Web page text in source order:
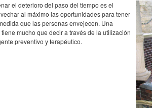
el deterioro del paso del tiempo es el
al máximo las oportunidades para tener
que las personas envejecen. Una
mucho que decir a través de la utilización
preventivo y terapéutico.